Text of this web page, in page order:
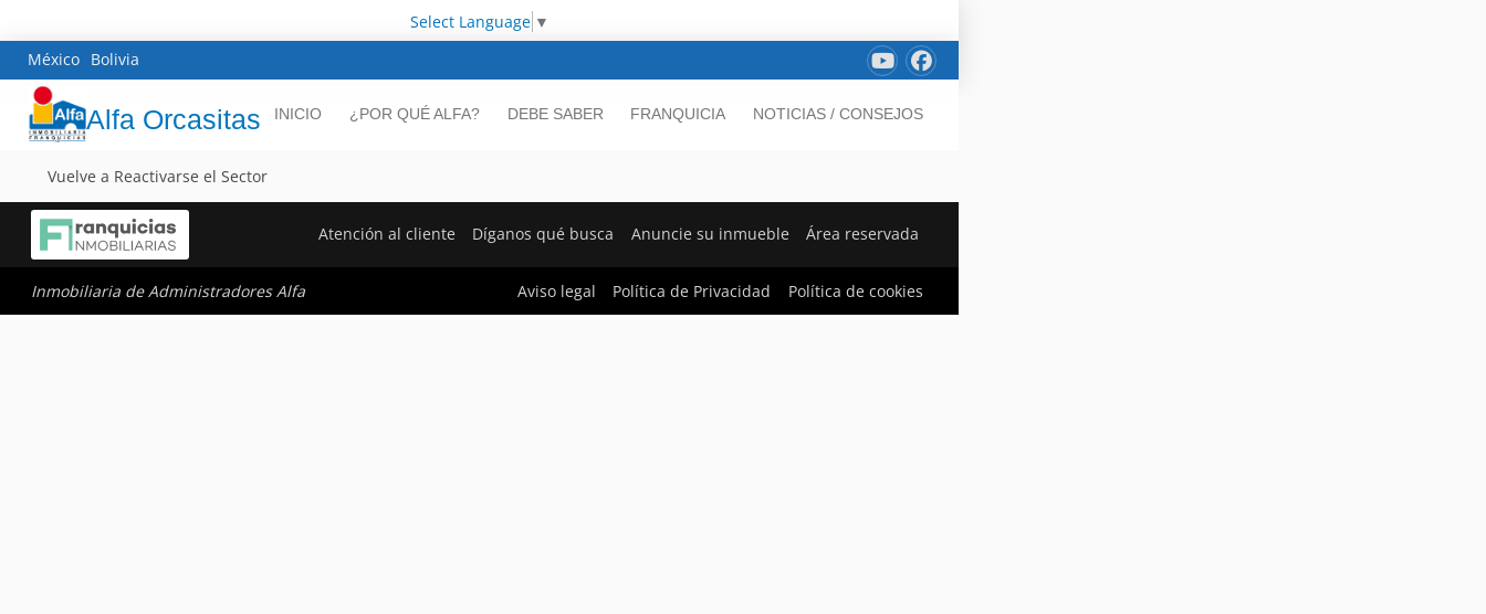
Select Language ▼
México Bolivia
Alfa Orcasitas INICIO ¿POR QUÉ ALFA? DEBE SABER FRANQUICIA NOTICIAS / CONSEJOS
Vuelve a Reactivarse el Sector
Atención al cliente Díganos qué busca Anuncie su inmueble Área reservada
Inmobiliaria de Administradores Alfa Aviso legal Política de Privacidad Política de cookies